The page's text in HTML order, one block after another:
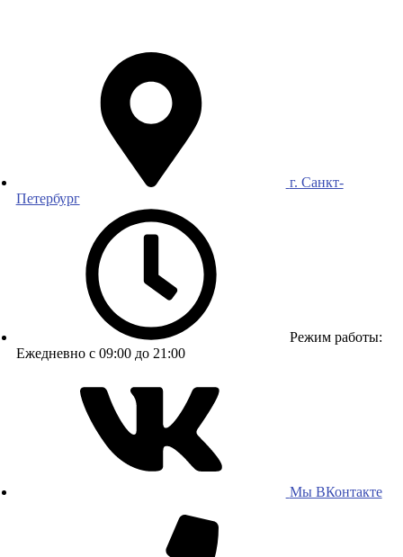
г. Санкт-
Петербург
Режим работы:
Ежедневно с 09:00 до 21:00
Мы ВКонтакте